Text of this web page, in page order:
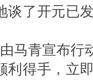
谈了开元已
青宣布行动
利得手，立